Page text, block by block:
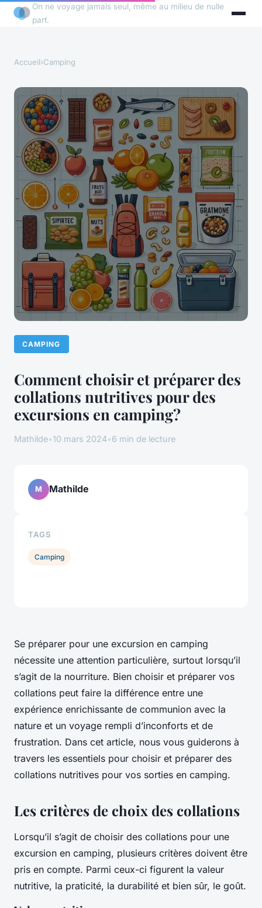
On ne voyage jamais seul, même au milieu de nulle
part.
Accueil›Camping
CAMPING
Comment choisir et préparer des
collations nutritives pour des
excursions en camping?
Mathilde•10 mars 2024•6 min de lecture
Se préparer pour une excursion en camping
nécessite une attention particulière, surtout lorsqu’il
s’agit de la nourriture. Bien choisir et préparer vos
collations peut faire la différence entre une
expérience enrichissante de communion avec la
nature et un voyage rempli d’inconforts et de
frustration. Dans cet article, nous vous guiderons à
travers les essentiels pour choisir et préparer des
collations nutritives pour vos sorties en camping.
Les critères de choix des collations
Lorsqu’il s’agit de choisir des collations pour une
excursion en camping, plusieurs critères doivent être
pris en compte. Parmi ceux-ci figurent la valeur
nutritive, la praticité, la durabilité et bien sûr, le goût.
M Mathilde
TAGS
Camping